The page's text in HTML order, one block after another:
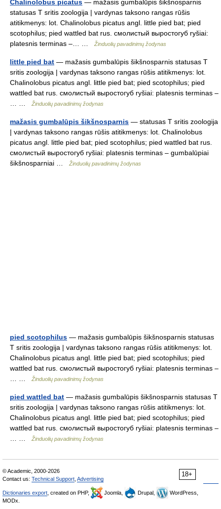
Chalinolobus picatus — mažasis gumbalūpis šikšnosparnis
statusas T sritis zoologija | vardynas taksono rangas rūšis
atitikmenys: lot. Chalinolobus picatus angl. little pied bat; pied
scotophilus; pied wattled bat rus. смолистый выростогуб ryšiai:
platesnis terminas –… …
Žinduolių pavadinimų žodynas
little pied bat — mažasis gumbalūpis šikšnosparnis statusas T
sritis zoologija | vardynas taksono rangas rūšis atitikmenys: lot.
Chalinolobus picatus angl. little pied bat; pied scotophilus; pied
wattled bat rus. смолистый выростогуб ryšiai: platesnis terminas –
Žinduolių pavadinimų žodynas
mažasis gumbalūpis šikšnosparnis — statusas T sritis zoologija
| vardynas taksono rangas rūšis atitikmenys: lot. Chalinolobus
picatus angl. little pied bat; pied scotophilus; pied wattled bat rus.
смолистый выростогуб ryšiai: platesnis terminas – gumbalūpiai
šikšnosparniai …
Žinduolių pavadinimų žodynas
pied scotophilus — mažasis gumbalūpis šikšnosparnis statusas
T sritis zoologija | vardynas taksono rangas rūšis atitikmenys: lot.
Chalinolobus picatus angl. little pied bat; pied scotophilus; pied
wattled bat rus. смолистый выростогуб ryšiai: platesnis terminas –
Žinduolių pavadinimų žodynas
pied wattled bat — mažasis gumbalūpis šikšnosparnis statusas T
sritis zoologija | vardynas taksono rangas rūšis atitikmenys: lot.
Chalinolobus picatus angl. little pied bat; pied scotophilus; pied
wattled bat rus. смолистый выростогуб ryšiai: platesnis terminas –
Žinduolių pavadinimų žodynas
18+
© Academic, 2000-2026
Contact us: Technical Support Advertising
Dictionaries export , created on PHP, Joomla, Drupal,
WordPress,
MODx.